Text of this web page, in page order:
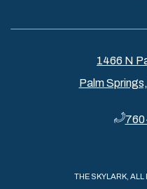
1466 N
Palm
THE SKYLARK, ALL